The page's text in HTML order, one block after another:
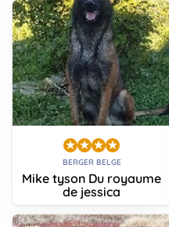
BERGER BELGE
Mike tyson Du royaume
de jessica